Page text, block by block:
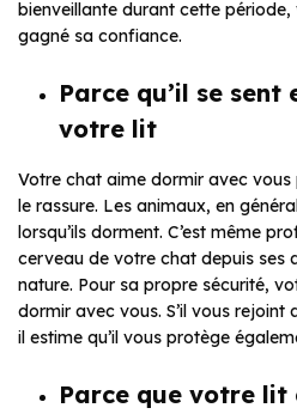
bienveillante durant cette
gagné sa confiance.
Parce qu’il se
votre lit
Votre chat aime dormir avec vous
le rassure. Les animaux, en
lorsqu’ils dorment. C’est même
cerveau de votre chat depuis ses
nature. Pour sa propre sécurité,
dormir avec vous. S’il vous rejoint
il estime qu’il vous protège
Parce que votre lit